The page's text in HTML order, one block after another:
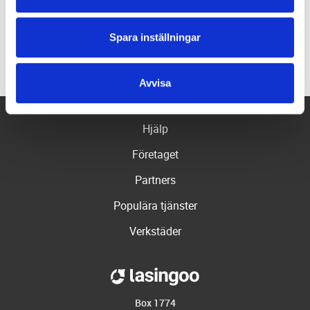
Spara inställningar
Avvisa
Bromsbyte Felsökning
Se fler
Hjälp
Företaget
Partners
Populära tjänster
Verkstäder
Box 1774